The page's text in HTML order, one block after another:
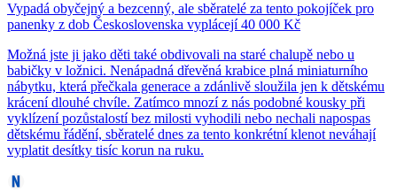
Vypadá obyčejný a bezcenný, ale sběratelé za tento pokojíček pro
panenky z dob Československa vyplácejí 40 000 Kč
Možná jste ji jako děti také obdivovali na staré chalupě nebo u
babičky v ložnici. Nenápadná dřevěná krabice plná miniaturního
nábytku, která přečkala generace a zdánlivě sloužila jen k dětskému
krácení dlouhé chvíle. Zatímco mnozí z nás podobné kousky při
vyklízení pozůstalostí bez milosti vyhodili nebo nechali napospas
dětskému řádění, sběratelé dnes za tento konkrétní klenot neváhají
vyplatit desítky tisíc korun na ruku.